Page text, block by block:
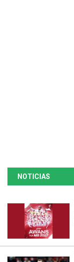
NOTICIAS